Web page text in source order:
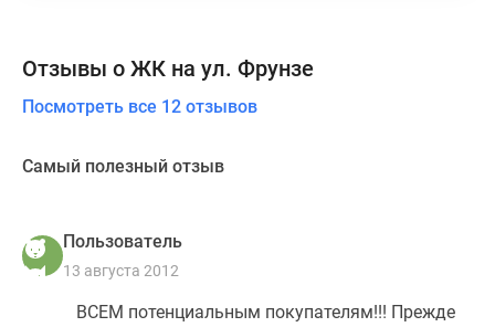
Отзывы о ЖК на ул. Фрунзе
Посмотреть все 12 отзывов
Самый полезный отзыв
Пользователь
13 августа 2012
ВСЕМ потенциальным покупателям!!! Прежде